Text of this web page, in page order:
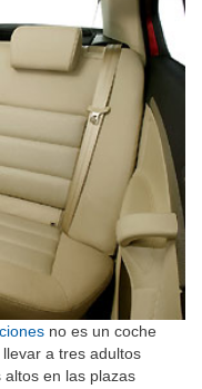
no es un coche
a tres adultos
en las plazas